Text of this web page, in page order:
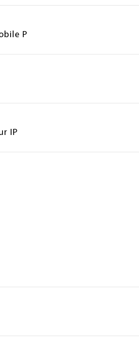
P
IP